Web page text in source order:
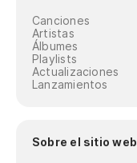
Canciones
Artistas
Álbumes
Playlists
Actualizaciones
Lanzamientos
Sobre el sitio web